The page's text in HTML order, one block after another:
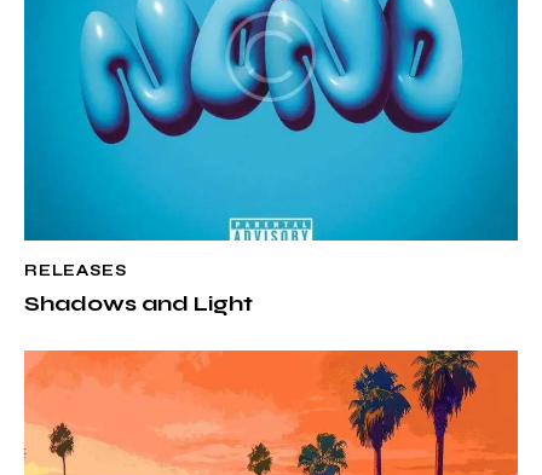
RELEASES
Shadows and Light